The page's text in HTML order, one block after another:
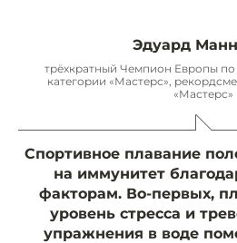
Эдуард
трёхкратный Чемпион Европы
категории «Мастерс»,
«Мастерс»
Спортивное плавание
на иммунитет
факторам. Во-первых,
уровень стресса и
упражнения в воде